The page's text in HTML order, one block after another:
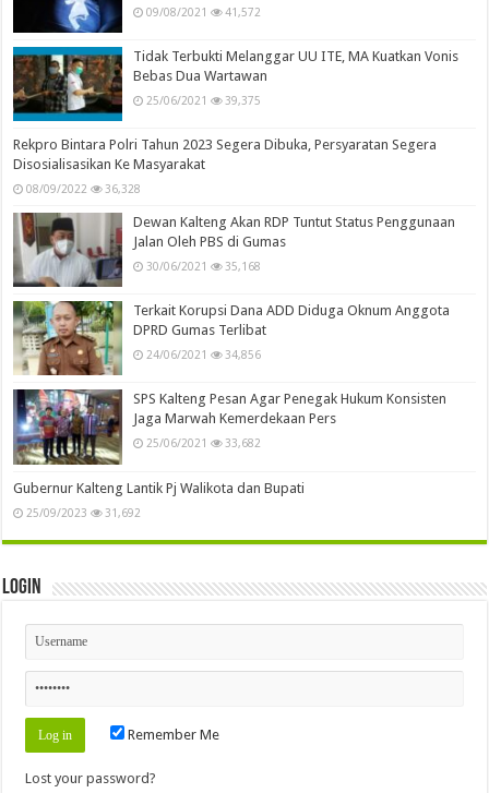
09/08/2021 41,572
Tidak Terbukti Melanggar UU ITE, MA Kuatkan Vonis
Bebas Dua Wartawan
25/06/2021 39,375
Rekpro Bintara Polri Tahun 2023 Segera Dibuka, Persyaratan Segera
Disosialisasikan Ke Masyarakat
08/09/2022 36,328
Dewan Kalteng Akan RDP Tuntut Status Penggunaan
Jalan Oleh PBS di Gumas
30/06/2021 35,168
Terkait Korupsi Dana ADD Diduga Oknum Anggota
DPRD Gumas Terlibat
24/06/2021 34,856
SPS Kalteng Pesan Agar Penegak Hukum Konsisten
Jaga Marwah Kemerdekaan Pers
25/06/2021 33,682
Gubernur Kalteng Lantik Pj Walikota dan Bupati
25/09/2023 31,692
Login
Remember Me
Lost your password?